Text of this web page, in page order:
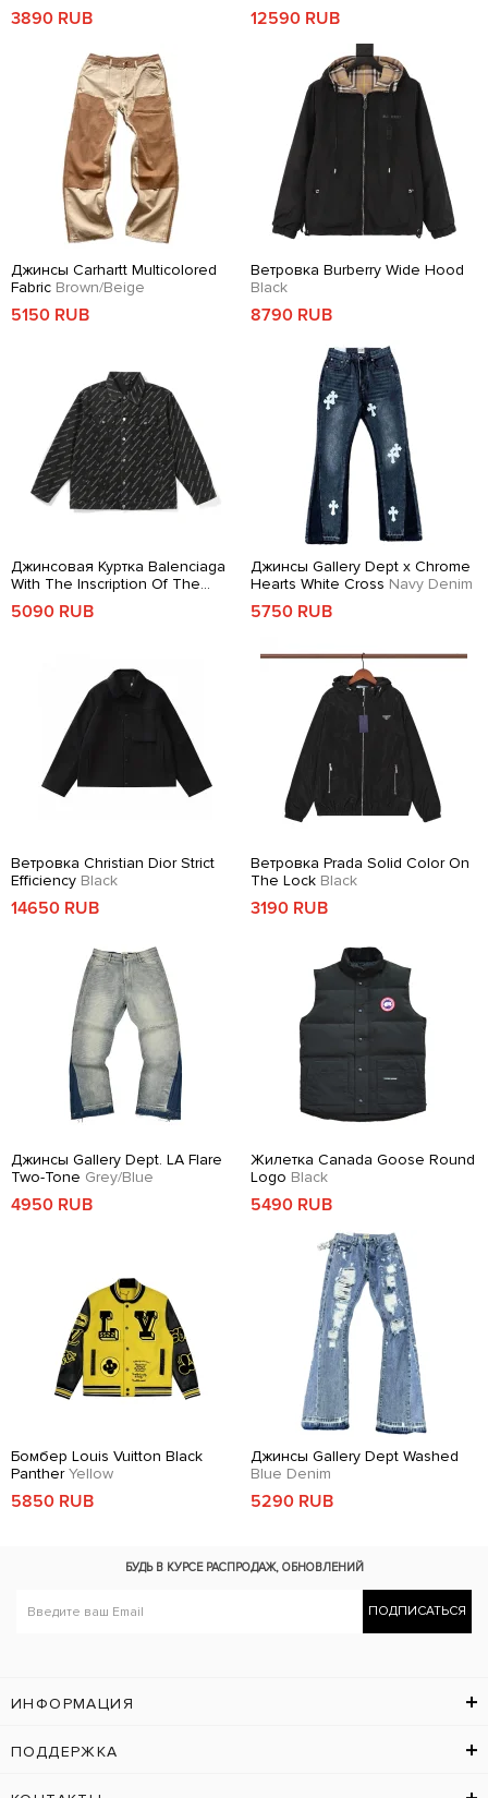
3890 RUB 12590 RUB
Джинсы Carhartt Multicolored
Fabric Brown/Beige
5150 RUB
Ветровка Burberry Wide Hood
Black
8790 RUB
Джинсовая Куртка Balenciaga
With The Inscription Of The
Brand Black
5090 RUB
Джинсы Gallery Dept x Chrome
Hearts White Cross Navy Denim
5750 RUB
Ветровка Christian Dior Strict
Efficiency Black
14650 RUB
Ветровка Prada Solid Color On
The Lock Black
3190 RUB
Джинсы Gallery Dept. LA Flare
Two-Tone Grey/Blue
4950 RUB
Жилетка Canada Goose Round
Logo Black
5490 RUB
Бомбер Louis Vuitton Black
PantherYellow
5850 RUB
Джинсы Gallery Dept Washed
Blue Denim
5290 RUB
БУДЬ В КУРСЕ РАСПРОДАЖ, ОБНОВЛЕНИЙ
ПОДПИСАТЬСЯ
ИНФОРМАЦИЯ
ПОДДЕРЖКА